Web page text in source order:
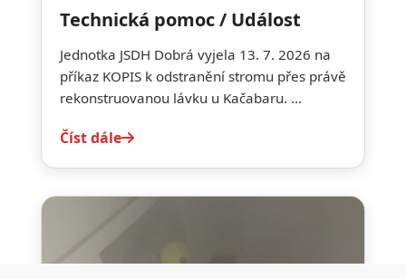
Technická pomoc / Událost
Jednotka JSDH Dobrá vyjela 13. 7. 2026 na
příkaz KOPIS k odstranění stromu přes právě
rekonstruovanou lávku u Kačabaru. ...
Číst dále